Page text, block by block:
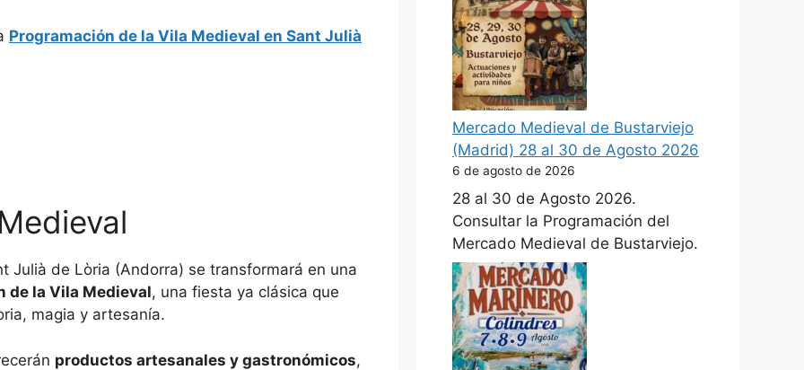
Programación de la Vila Medieval en Sant Julià
Julià de Lòria (Andorra) se transformará en una
de la Vila Medieval, una fiesta ya clásica que
magia y artesanía.
productos artesanales y gastronómicos,
Mercado Medieval de Bustarviejo
(Madrid) 28 al 30 de Agosto 2026
6 de agosto de 2026
28 al 30 de Agosto 2026.
Consultar la Programación del
Mercado Medieval de Bustarviejo.